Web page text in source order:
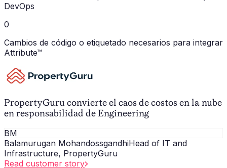
DevOps
0
Cambios de código o etiquetado necesarios para integrar
Attribute™
PropertyGuru convierte el caos de costos en la nube
en responsabilidad de Engineering
BM
Balamurugan MohandossgandhiHead of IT and
Infrastructure, PropertyGuru
Read customer story